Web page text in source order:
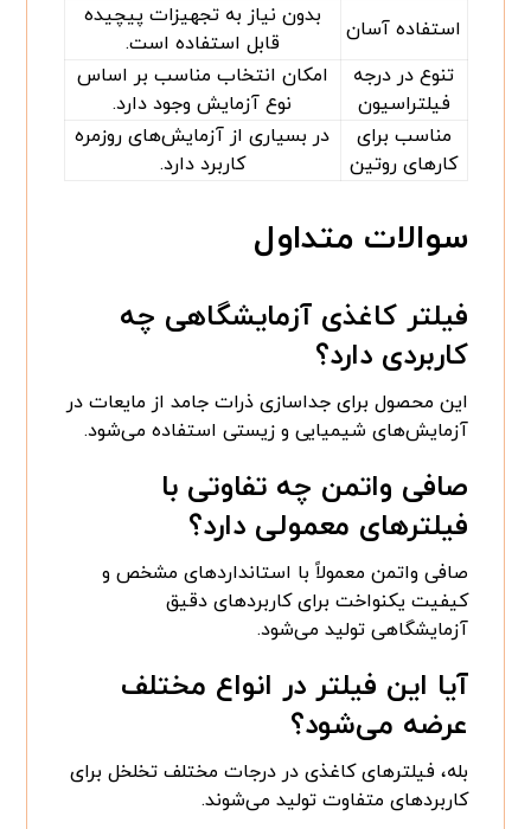
استفاده آسان
بدون نیاز به تجهیزات پیچیده
قابل استفاده است.
تنوع در درجه
فیلتراسیون
امکان انتخاب مناسب بر اساس
نوع آزمایش وجود دارد.
مناسب برای
کارهای روتین
در بسیاری از آزمایش‌های روزمره
کاربرد دارد.
سوالات متداول
فیلتر کاغذی آزمایشگاهی چه
کاربردی دارد؟
این محصول برای جداسازی ذرات جامد از مایعات در
آزمایش‌های شیمیایی و زیستی استفاده می‌شود.
صافی واتمن چه تفاوتی با
فیلترهای معمولی دارد؟
صافی واتمن معمولاً با استانداردهای مشخص و
کیفیت یکنواخت برای کاربردهای دقیق
آزمایشگاهی تولید می‌شود.
آیا این فیلتر در انواع مختلف
عرضه می‌شود؟
بله، فیلترهای کاغذی در درجات مختلف تخلخل برای
کاربردهای متفاوت تولید می‌شوند.